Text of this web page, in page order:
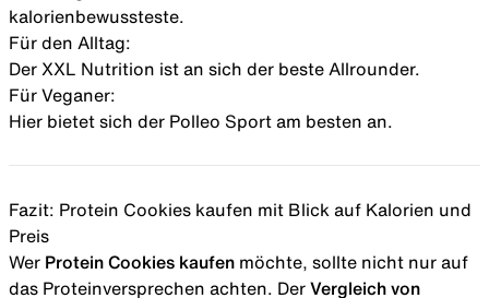
kalorienbewussteste.
Für den Alltag:
Der XXL Nutrition ist an sich der beste Allrounder.
Für Veganer:
Hier bietet sich der Polleo Sport am besten an.
Fazit: Protein Cookies kaufen mit Blick auf Kalorien und
Preis
Wer Protein Cookies kaufen möchte, sollte nicht nur auf
das Proteinversprechen achten. Der Vergleich von